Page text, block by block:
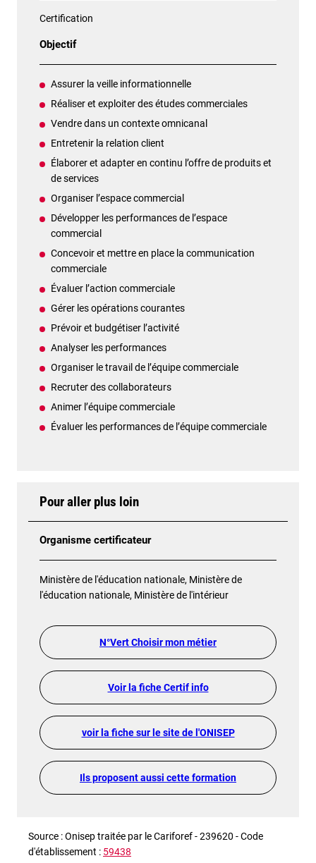
Certification
Objectif
Assurer la veille informationnelle
Réaliser et exploiter des études commerciales
Vendre dans un contexte omnicanal
Entretenir la relation client
Élaborer et adapter en continu l’offre de produits et
de services
Organiser l’espace commercial
Développer les performances de l’espace
commercial
Concevoir et mettre en place la communication
commerciale
Évaluer l’action commerciale
Gérer les opérations courantes
Prévoir et budgétiser l’activité
Analyser les performances
Organiser le travail de l’équipe commerciale
Recruter des collaborateurs
Animer l’équipe commerciale
Évaluer les performances de l’équipe commerciale
Pour aller plus loin
Organisme certificateur
Ministère de l'éducation nationale, Ministère de
l'éducation nationale, Ministère de l'intérieur
N°Vert Choisir mon métier
Voir la fiche Certif info
voir la fiche sur le site de l'ONISEP
Ils proposent aussi cette formation
Source : Onisep traitée par le Cariforef - 239620 - Code
d'établissement : 59438